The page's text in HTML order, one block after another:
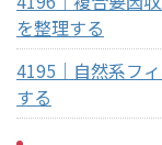
を整理する
4195｜自然系フ
する